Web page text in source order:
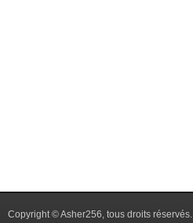
Copyright © Asher256, tous droits réservés.